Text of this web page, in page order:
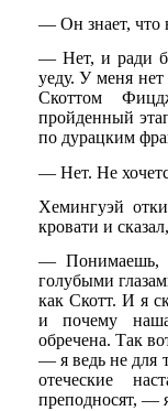
— Он знает, что
— Нет, и ради
уеду. У меня нет
Скоттом
пройденный
по дурацким
— Нет. Не
Хемингуэй
кровати и
— Понимаешь,
голубыми
как Скотт. И я
и почему
обречена. Так
— я ведь не для
отеческие
преподносят, —